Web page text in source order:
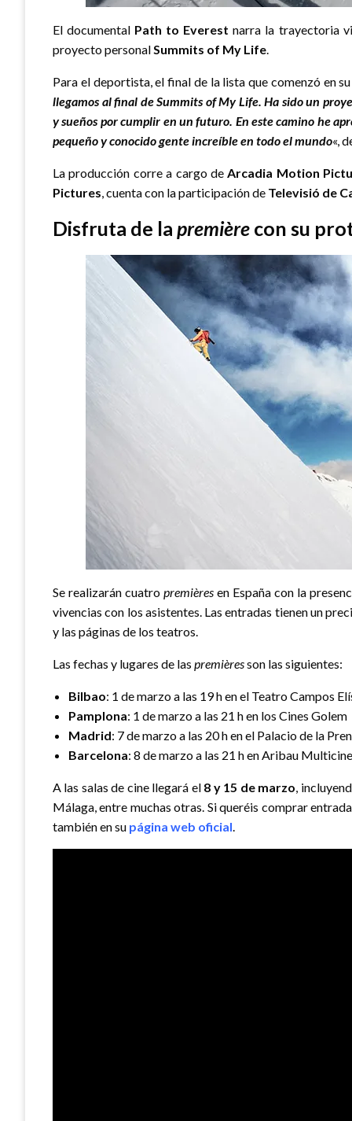
El documental Path to Everest narra la trayectoria
proyecto personalSummits of My Life.
Para el deportista, el final de la lista que comenzó en
llegamos al final de Summits of My Life. Ha sido un
y sueños por cumplir en un futuro. En este camino he
pequeño y conocido gente increíble en todo el mundo«,
La producción corre a cargo deArcadia Motion
Pictures, cuenta con la participación de Televisió de
Disfruta de la première con su
Se realizarán cuatropremières en España con la
vivencias con los asistentes. Las entradas tienen un
y las páginas de los teatros.
Las fechas y lugares de las premièresson las siguientes:
Bilbao: 1 de marzo a las 19 h en el Teatro Campos
Pamplona: 1 de marzo a las 21 h en los Cines Golem
Madrid: 7 de marzo a las 20 h en el Palacio de la
Barcelona: 8 de marzo a las 21 h en Aribau
A las salas de cine llegará el 8 y 15 de marzo,
Málaga, entre muchas otras. Si queréis comprar
también en su página web oficial.